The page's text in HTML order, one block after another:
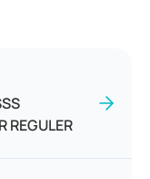
REGULER